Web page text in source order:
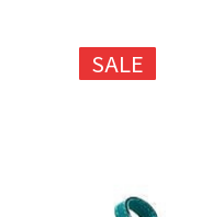
SALE